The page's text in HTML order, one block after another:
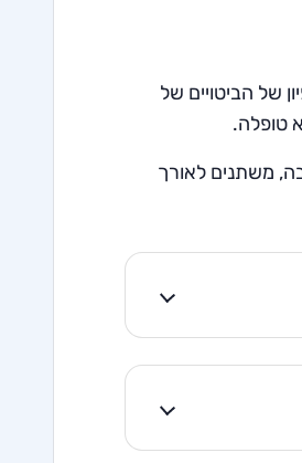
של הביטויים של
טופלה.
משתנים לאורך